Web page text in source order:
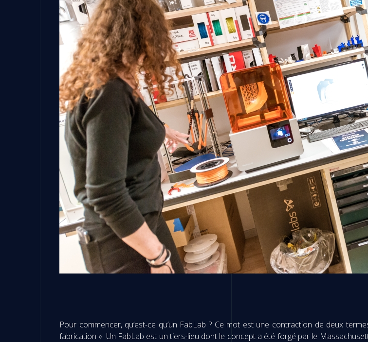
Pour commencer, qu’est-ce qu’un FabLab ? Ce mot est une contraction de deux
fabrication ». Un FabLab est un tiers-lieu dont le concept a été forgé par le